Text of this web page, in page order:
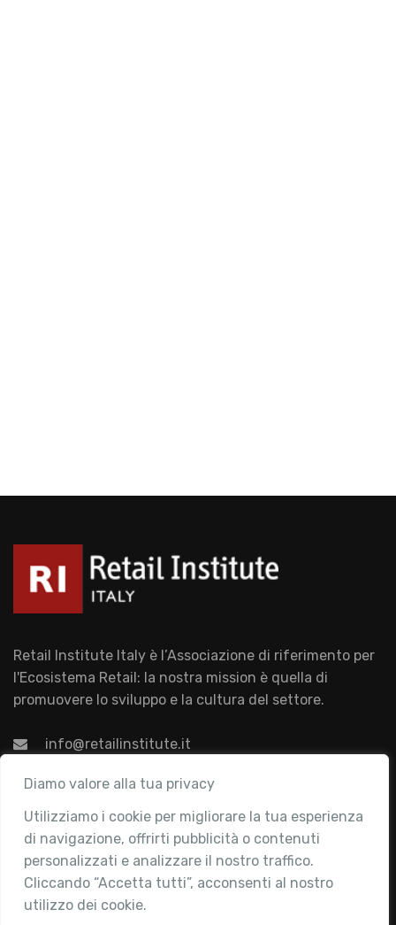
Diamo valore alla tua privacy
Utilizziamo i cookie per migliorare la tua esperienza
di navigazione, offrirti pubblicità o contenuti
personalizzati e analizzare il nostro traffico.
Cliccando “Accetta tutti”, acconsenti al nostro
utilizzo dei cookie.
Retail Institute Italy è l’Associazione di riferimento per
l'Ecosistema Retail: la nostra mission è quella di
promuovere lo sviluppo e la cultura del settore.
info@retailinstitute.it
Associazione
Chi siamo
Attività
Contatti
Area Riservata